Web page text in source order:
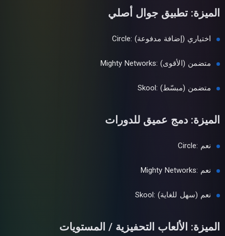
الميزة: تطبيق جوال أصلي
Circle: اختياري (إضافة مدفوعة)
Mighty Networks: متضمن (الأقوى)
Skool: متضمن (مبسّط)
الميزة: دمج عميق للدورات
Circle: نعم
Mighty Networks: نعم
Skool: نعم (سهل للغاية)
الميزة: الألعاب التحفيزية / المستويات